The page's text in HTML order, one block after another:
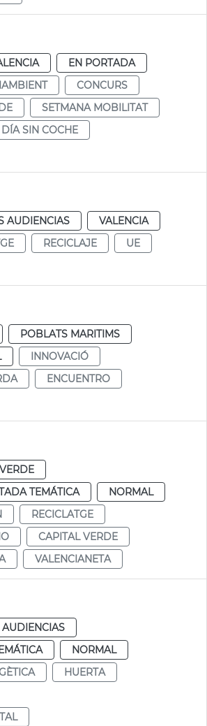
EN PORTADA
CONCURS
SETMANA MOBILITAT
DÍA SIN COCHE
AUDIENCIAS
VALENCIA
RECICLAJE
UE
POBLATS MARITIMS
INNOVACIÓ
ENCUENTRO
TEMÁTICA
NORMAL
RECICLATGE
CAPITAL VERDE
VALENCIANETA
NORMAL
HUERTA